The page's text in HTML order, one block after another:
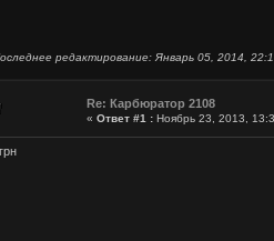
редактирование: Январь 05, 2014,
Re: Карбюратор 2108
« Ответ #1 : Ноябрь 23, 2013,